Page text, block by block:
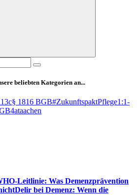
beliebten Kategorien an...
§ 1816 BGB#ZukunftspaktPflege1:1-
4ataachen
Leitlinie: Was Demenzprävention
Delir bei Demenz: Wenn die